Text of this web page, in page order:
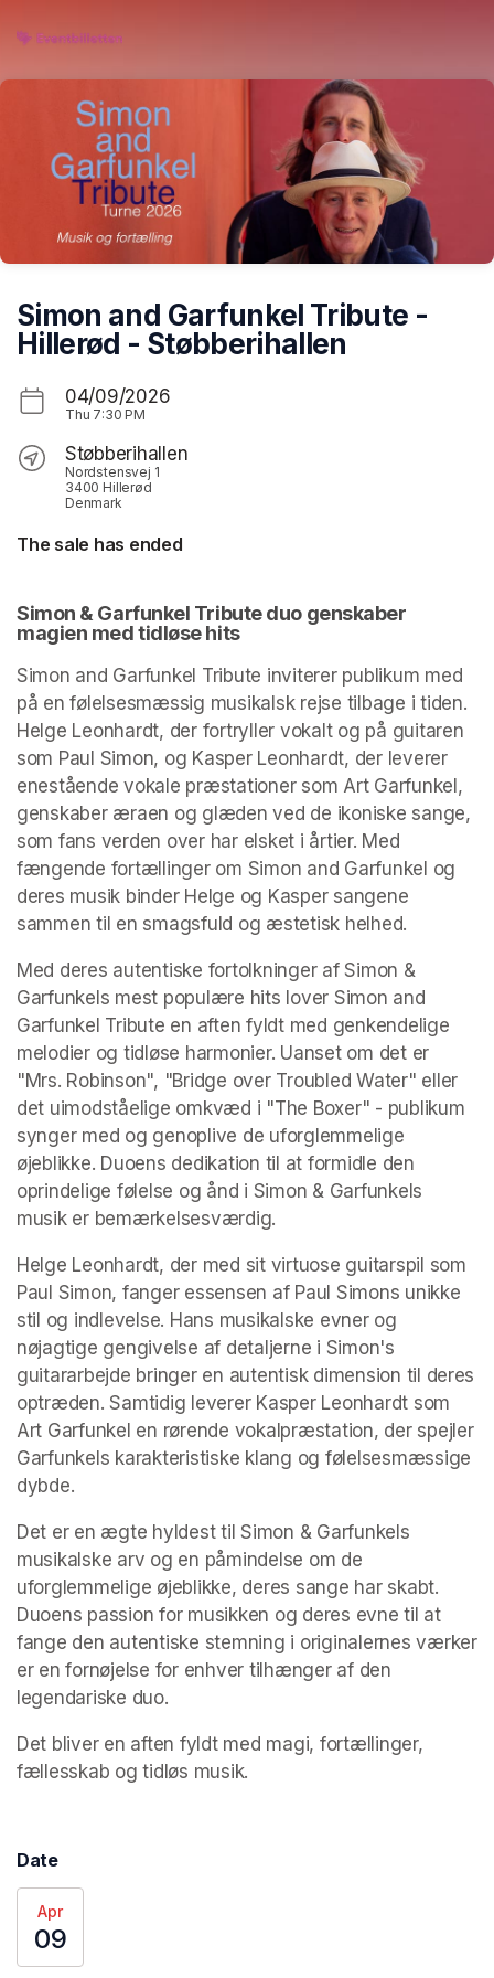
Simon and Garfunkel Tribute -
Hillerød - Støbberihallen
04/09/2026
Thu 7:30 PM
Støbberihallen
Nordstensvej 1
3400 Hillerød
Denmark
The sale has ended
Simon & Garfunkel Tribute duo genskaber
magien med tidløse hits
Simon and Garfunkel Tribute inviterer publikum med
på en følelsesmæssig musikalsk rejse tilbage i tiden.
Helge Leonhardt, der fortryller vokalt og på guitaren
som Paul Simon, og Kasper Leonhardt, der leverer
enestående vokale præstationer som Art Garfunkel,
genskaber æraen og glæden ved de ikoniske sange,
som fans verden over har elsket i årtier. Med
fængende fortællinger om Simon and Garfunkel og
deres musik binder Helge og Kasper sangene
sammen til en smagsfuld og æstetisk helhed.
Med deres autentiske fortolkninger af Simon &
Garfunkels mest populære hits lover Simon and
Garfunkel Tribute en aften fyldt med genkendelige
melodier og tidløse harmonier. Uanset om det er
"Mrs. Robinson", "Bridge over Troubled Water" eller
det uimodståelige omkvæd i "The Boxer" - publikum
synger med og genoplive de uforglemmelige
øjeblikke. Duoens dedikation til at formidle den
oprindelige følelse og ånd i Simon & Garfunkels
musik er bemærkelsesværdig.
Helge Leonhardt, der med sit virtuose guitarspil som
Paul Simon, fanger essensen af Paul Simons unikke
stil og indlevelse. Hans musikalske evner og
nøjagtige gengivelse af detaljerne i Simon's
guitararbejde bringer en autentisk dimension til deres
optræden. Samtidig leverer Kasper Leonhardt som
Art Garfunkel en rørende vokalpræstation, der spejler
Garfunkels karakteristiske klang og følelsesmæssige
dybde.
Det er en ægte hyldest til Simon & Garfunkels
musikalske arv og en påmindelse om de
uforglemmelige øjeblikke, deres sange har skabt.
Duoens passion for musikken og deres evne til at
fange den autentiske stemning i originalernes værker
er en fornøjelse for enhver tilhænger af den
legendariske duo.
Det bliver en aften fyldt med magi, fortællinger,
fællesskab og tidløs musik.
Date
Apr
09